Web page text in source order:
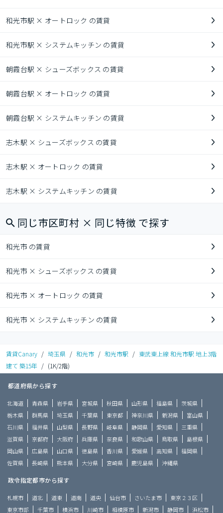
和光市駅 × オートロック の賃貸
和光市駅 × システムキッチン の賃貸
朝霞台駅 × シューズボックス の賃貸
朝霞台駅 × オートロック の賃貸
朝霞台駅 × システムキッチン の賃貸
志木駅 × シューズボックス の賃貸
志木駅 × オートロック の賃貸
志木駅 × システムキッチン の賃貸
同じ市区町村 × 同じ特徴 で探す
和光市 の賃貸
和光市 × シューズボックス の賃貸
和光市 × オートロック の賃貸
和光市 × システムキッチン の賃貸
賃貸Canary / 埼玉県 / 和光市 / 和光市駅 / 東武東上線 和光市駅 地上3階
建て 築15年 / (1K/2階)
都道府県から探す
北海道 青森県 岩手県 宮城県 秋田県 山形県 福島県
茨城県
栃木県
群馬県 埼玉県 千葉県 東京都 神奈川県 新潟県
富山県
石川県
福井県 山梨県 長野県 岐阜県 静岡県 愛知県
三重県
滋賀県
京都府 大阪府 兵庫県 奈良県 和歌山県 鳥取県
島根県
岡山県
広島県 山口県 徳島県 香川県 愛媛県 高知県
福岡県
佐賀県
長崎県 熊本県 大分県 宮崎県 鹿児島県 沖縄県
政令指定都市から探す
札幌市 道北 道東 道南 道央 仙台市 さいたま市
東京２３区
東京市部
千葉市 横浜市 川崎市 相模原市 新潟市 静岡市 浜松市